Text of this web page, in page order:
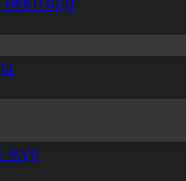
жүр